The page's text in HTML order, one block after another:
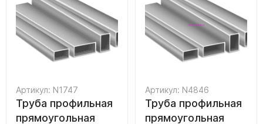
Артикул: N1747
Труба профильная
прямоугольная
Артикул: N4846
Труба профильная
прямоугольная